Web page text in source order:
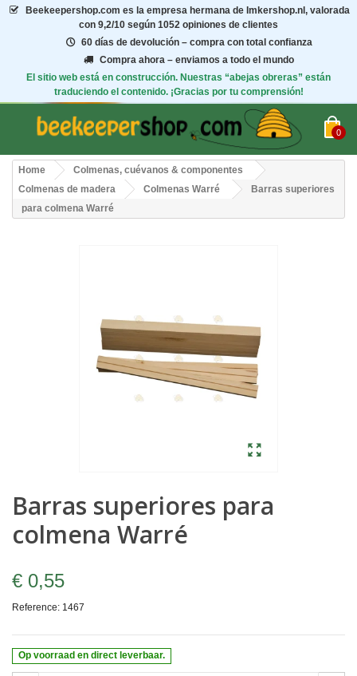
Beekeepershop.com es la empresa hermana de Imkershop.nl, valorada
con 9,2/10 según 1052 opiniones de clientes
60 días de devolución – compra con total confianza
Compra ahora – enviamos a todo el mundo
El sitio web está en construcción. Nuestras “abejas obreras” están
traduciendo el contenido. ¡Gracias por tu comprensión!
0
Home
Colmenas, cuévanos & componentes
Colmenas de madera
Colmenas Warré
Barras superiores
para colmena Warré
Barras superiores para
colmena Warré
€ 0,55
Reference: 1467
Op voorraad en direct leverbaar.